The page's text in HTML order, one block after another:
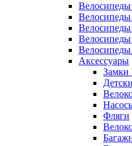
Велосипеды
Аксессуары
Замки
Фляги